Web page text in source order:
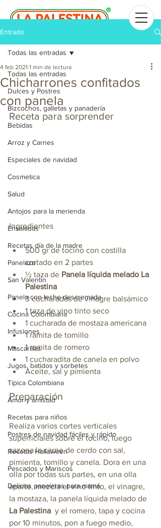
Entrada
Todas las entradas
Dulces y Postres
Bizcochos, galletas y panadería
Bebidas
Arroz y Carnes
Especiales de navidad
Cosmetica
Salud
Antojos para la merienda
Ensaladas
Recetas día de la madre
Panelazo
San Valentin
Panela con leche descremada
Cocina Colombiana
Infusiones
Mascarillas
Jugos, batidos y sorbetes
Típica Colombiana
Amor y amistad
Recetas para niños
Postres de navidad fáciles y rápido
Recetas Halloween
Pescados y Mariscos
Delicias paneleras para mamá
Todas las entradas
Chicharrones confitados
con panela
4 feb 2021 1 min de lectura
Receta para sorprender
Ingredientes
500 gr de tocino con costilla
cortado en 2 partes
½ taza de Panela líquida melado La
Palestina
3 cucharadas de vinagre balsámico
1 taza de vino tinto seco
1 cucharada de mostaza americana
1 ramita de tomillo
1 ramita de romero
1 cucharadita de canela en polvo
Aceite, sal y pimienta
Preparación
Realiza varios cortes verticales
superficiales sobre el tocino, luego
sazona la carne de cerdo con sal,
pimienta, tomillo y canela. Dora en una
olla por todas sus partes, en una olla
aparte, mezcla el vino tinto, el vinagre,
la mostaza, la panela líquida melado de
La Palestina
  y el romero, tapa y cocina
por 10 minutos, pon a fuego medio,